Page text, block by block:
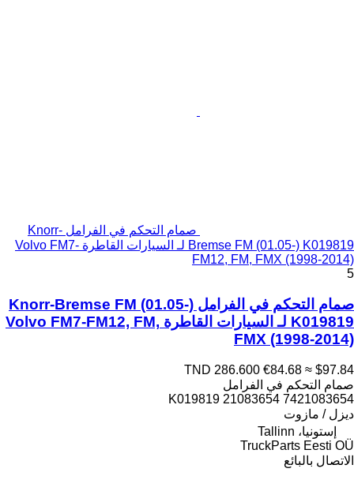
صمام التحكم في الفرامل Knorr-
Bremse FM (01.05-) K019819 لـ السيارات القاطرة Volvo FM7-
FM12, FM, FMX (1998-2014)
5
صمام التحكم في الفرامل Knorr-Bremse FM (01.05-)
K019819 لـ السيارات القاطرة Volvo FM7-FM12, FM,
FMX (1998-2014)
TND 286.600 €84.68 ≈ $97.84
صمام التحكم في الفرامل
K019819 21083654 7421083654
ديزل / مازوت
إستونيا، Tallinn
TruckParts Eesti OÜ
الاتصال بالبائع